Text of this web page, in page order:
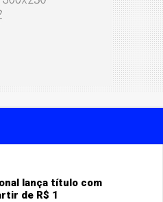
lança título com
de R$ 1